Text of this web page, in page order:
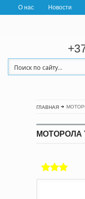
О нас Новости
ГЛАВНАЯ
МОТОРОЛА